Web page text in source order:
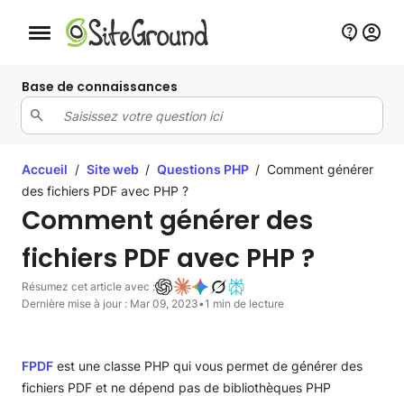
Bouton de navigation mobile
Base de connaissances
Accueil / Site web / Questions PHP / Comment générer
des fichiers PDF avec PHP ?
Comment générer des
fichiers PDF avec PHP ?
Résumez cet article avec :
Dernière mise à jour : Mar 09, 2023•1 min de lecture
FPDF est une classe PHP qui vous permet de générer des
fichiers PDF et ne dépend pas de bibliothèques PHP